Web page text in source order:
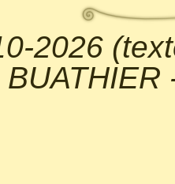
2026
BUATHIER